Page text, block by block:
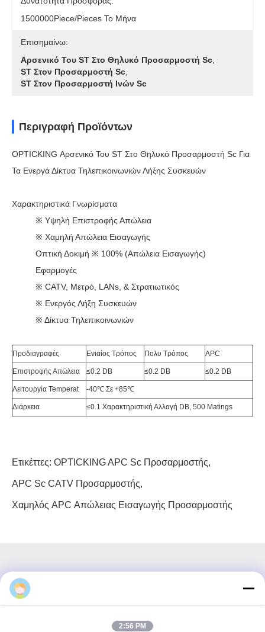
1500000Piece/Pieces Το Μήνα
Επισημαίνω:
Αρσενικό Του ST Στο Θηλυκό Προσαρμοστή Sc
ST Στον Προσαρμοστή Sc
ST Στον Προσαρμοστή Ινών Sc
Περιγραφή Προϊόντων
OPTICKING Αρσενικό Του ST Στο Θηλυκό Προσαρμοστή Sc Για
Τα Ενεργά Δίκτυα Τηλεπικοινωνιών Λήξης Συσκευών
Χαρακτηριστικά Γνωρίσματα
※ Υψηλή Επιστροφής Απώλεια
※ Χαμηλή Απώλεια Εισαγωγής
Οπτική Δοκιμή ※ 100% (απώλεια Εισαγωγής)
Εφαρμογές
※ CATV, Μετρό, LANs, & Στρατιωτικός
※ Ενεργός Λήξη Συσκευών
※ Δίκτυα Τηλεπικοινωνιών
Προδιαγραφές Ενιαίος Τρόπος Πολυ Τρόπος APC
Επιστροφής Απώλεια ≤0.2 DB ≤0.2 DB ≤0.2 DB
Λειτουργία Temperat -40℃ Σε +85℃
Διάρκεια ≤0.1 Χαρακτηριστική Αλλαγή DB, 500 Matings
Ετικέττες: OPTICKING APC Sc Προσαρμοστής,
APC Sc CATV Προσαρμοστής,
Χαμηλός APC Απώλειας Εισαγωγής Προσαρμοστής
3F, τετράγωνο #7, GS Park, Wuhe Blvd, Guanlan Longhua,
Ηλεκτρονικό ταχυδρομείο: fanny@opticking.com
2:56 PM